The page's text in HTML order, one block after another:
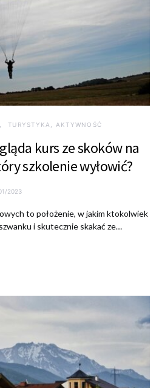
TURYSTYKA, AKTYWNOŚĆ
kurs ze skoków na
szkolenie wyłowić?
2023
to położenie, w jakim ktokolwiek
i skutecznie skakać ze…